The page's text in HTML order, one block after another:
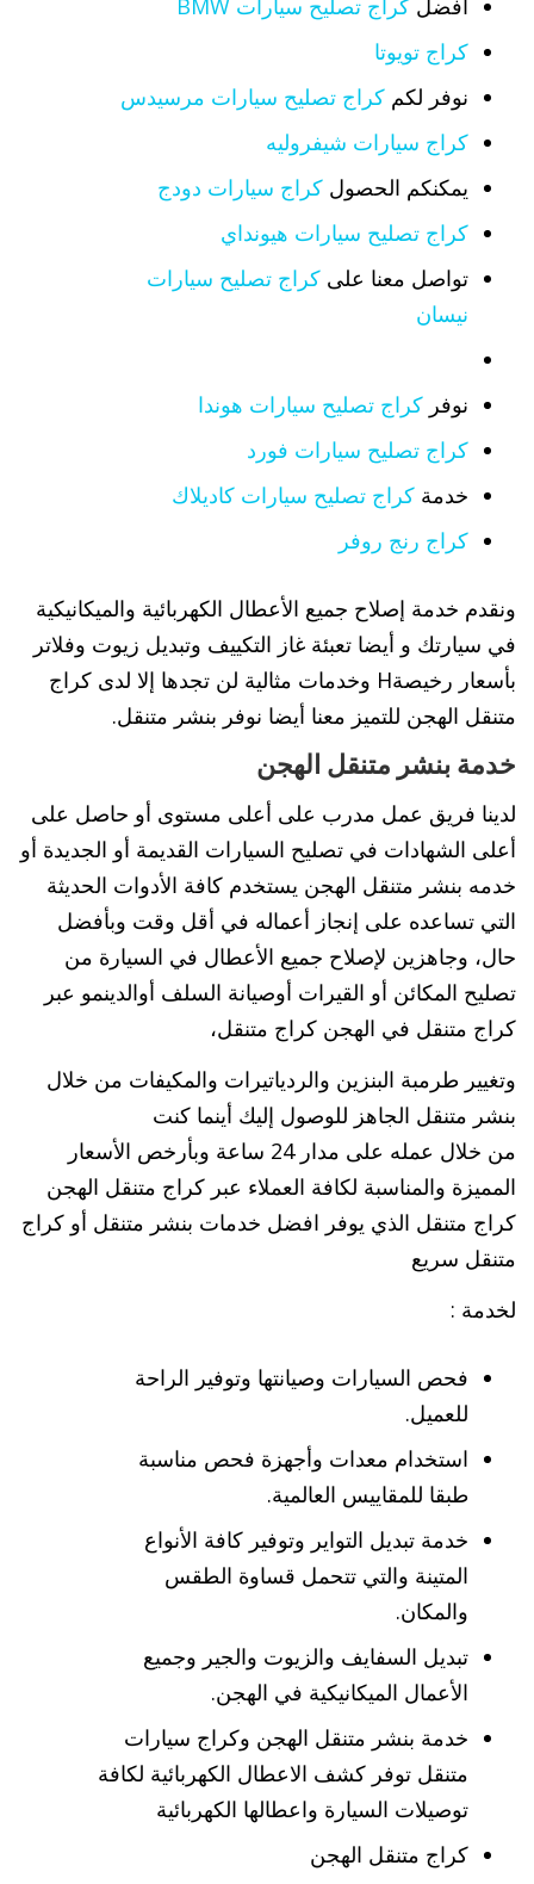
افضل كراج تصليح سيارات BMW
كراج تويوتا
نوفر لكم كراج تصليح سيارات مرسيدس
كراج سيارات شيفروليه
يمكنكم الحصول كراج سيارات دودج
كراج تصليح سيارات هيونداي
تواصل معنا على كراج تصليح سيارات
نيسان
نوفر كراج تصليح سيارات هوندا
كراج تصليح سيارات فورد
خدمة كراج تصليح سيارات كاديلاك
كراج رنج روفر
ونقدم خدمة إصلاح جميع الأعطال الكهربائية والميكانيكية
في سيارتك و أيضا تعبئة غاز التكييف وتبديل زيوت وفلاتر
بأسعار رخيصةH وخدمات مثالية لن تجدها إلا لدى كراج
متنقل الهجن للتميز معنا أيضا نوفر بنشر متنقل.
خدمة بنشر متنقل الهجن
لدينا فريق عمل مدرب على أعلى مستوى أو حاصل على
أعلى الشهادات في تصليح السيارات القديمة أو الجديدة أو
خدمه بنشر متنقل الهجن يستخدم كافة الأدوات الحديثة
التي تساعده على إنجاز أعماله في أقل وقت وبأفضل
حال، وجاهزين لإصلاح جميع الأعطال في السيارة من
تصليح المكائن أو القيرات أوصيانة السلف أوالدينمو عبر
كراج متنقل في الهجن كراج متنقل،
وتغيير طرمبة البنزين والردياتيرات والمكيفات من خلال
بنشر متنقل الجاهز للوصول إليك أينما كنت
من خلال عمله على مدار 24 ساعة وبأرخص الأسعار
المميزة والمناسبة لكافة العملاء عبر كراج متنقل الهجن
كراج متنقل الذي يوفر افضل خدمات بنشر متنقل أو كراج
متنقل سريع
لخدمة :
فحص السيارات وصيانتها وتوفير الراحة
للعميل.
استخدام معدات وأجهزة فحص مناسبة
طبقا للمقاييس العالمية.
خدمة تبديل التواير وتوفير كافة الأنواع
المتينة والتي تتحمل قساوة الطقس
والمكان.
تبديل السفايف والزيوت والجير وجميع
الأعمال الميكانيكية في الهجن.
خدمة بنشر متنقل الهجن وكراج سيارات
متنقل توفر كشف الاعطال الكهربائية لكافة
توصيلات السيارة واعطالها الكهربائية
كراج متنقل الهجن